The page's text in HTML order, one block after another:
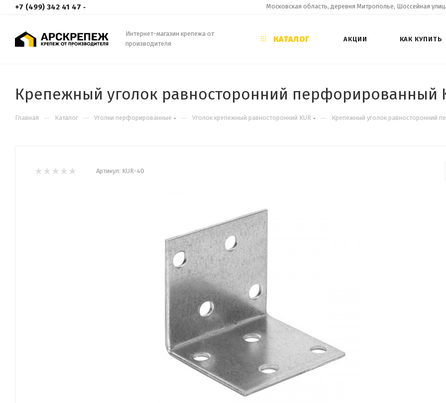
+7 (499) 342 41 47 Московская область, деревня Митрополье, Шоссейная
Интернет-магазин крепежа от
производителя
КАТАЛОГ АКЦИИ КАК КУПИТЬ
Крепежный уголок равносторонний перфорированный
Главная — Каталог — Уголки перфорированные — Уголок крепежный равносторонний KUR — Крепежный уголок равносторонний
Артикул: KUR-40